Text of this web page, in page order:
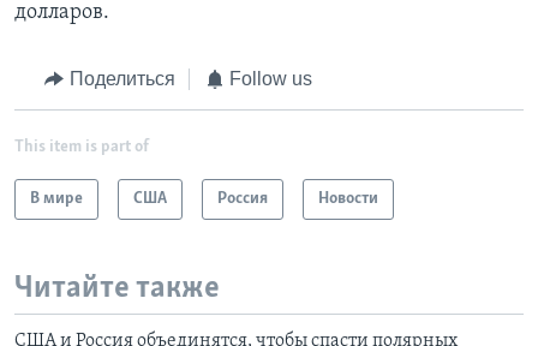
долларов.
Поделиться Follow us
This item is part of
В мире США Россия Новости
Читайте также
США и Россия объединятся, чтобы спасти полярных